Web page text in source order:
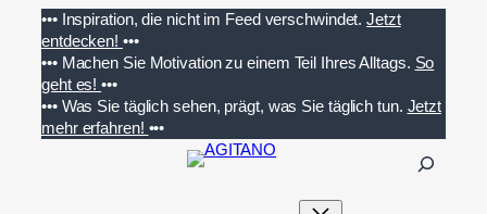
Inhalt
springen
••• Inspiration, die nicht im Feed verschwindet. Jetzt
entdecken! •••
••• Machen Sie Motivation zu einem Teil Ihres Alltags. So
geht es!•••
••• Was Sie täglich sehen, prägt, was Sie täglich tun. Jetzt
mehr erfahren! •••